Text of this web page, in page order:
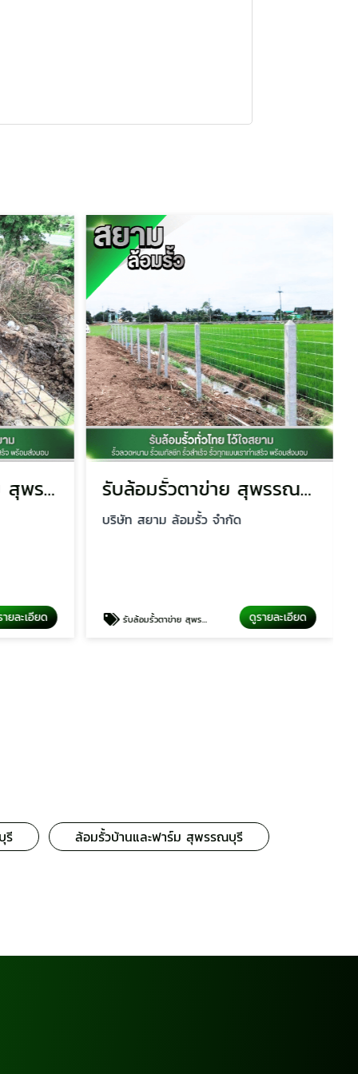
ล้อมรั้วบ้านและฟาร์ม สุพรรณบุรี
ยละเอียด
รับล้อมรั้วตาข่าย สุพรรณบุรี
บริษัท สยาม ล้อมรั้ว จำกัด
รับล้อมรั้วตาข่าย สุพรรณบุรี ดูรายละเอียด
รี
ล้อมรั้วบ้านและฟาร์ม สุพรรณบุรี